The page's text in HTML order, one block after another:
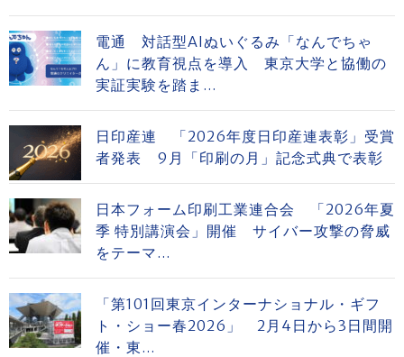
電通 対話型AIぬいぐるみ「なんでちゃ
ん」に教育視点を導入 東京大学と協働の
実証実験を踏ま...
日印産連 「2026年度日印産連表彰」受賞
者発表 9月「印刷の月」記念式典で表彰
日本フォーム印刷工業連合会 「2026年夏
季 特別講演会」開催 サイバー攻撃の脅威
をテーマ...
「第101回東京インターナショナル・ギフ
ト・ショー春2026」 2月4日から3日間開
催・東...